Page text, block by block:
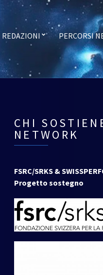
REDAZIONI
PERCORSI
CHI
NETWORK
FSRC/SRKS &
Progetto sostegno